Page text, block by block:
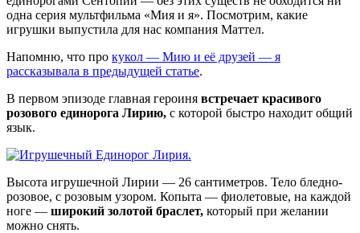
одна серия мультфильма «Мия и я». Посмотрим, какие
игрушки выпустила для нас компания Маттел.
Напомню, что про кукол — Мию и её друзей — я
рассказывала в предыдущей статье.
В первом эпизоде главная героиня встречает красивого
розового единорога Лирию, с которой быстро находит общий
язык.
Высота игрушечной Лирии — 26 сантиметров. Тело бледно-
розовое, с розовым узором. Копыта — фиолетовые, на каждой
ноге — широкий золотой браслет, который при желании
можно снять.